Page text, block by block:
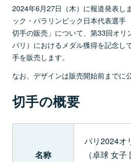
2024年6月27日（木）に報道発表し
ック・パラリンピック日本代表選
切手の販売」について、第33回オリ
パリ）におけるメダル獲得を記念し
手を販売します。
なお、デザインは販売開始前までに
切手の概要
名称
パリ2024オ
（卓球 女